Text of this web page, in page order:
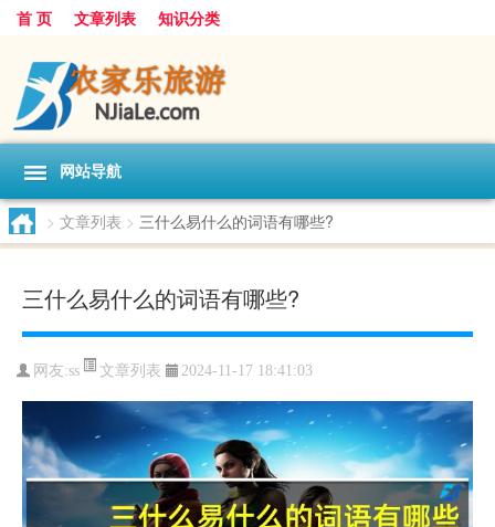
首 页 文章列表 知识分类
网站导航
> 文章列表 > 三什么易什么的词语有哪些?
三什么易什么的词语有哪些?
网友:ss 文章列表 2024-11-17 18:41:03